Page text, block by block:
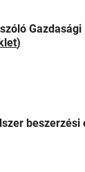
)
beszerzési